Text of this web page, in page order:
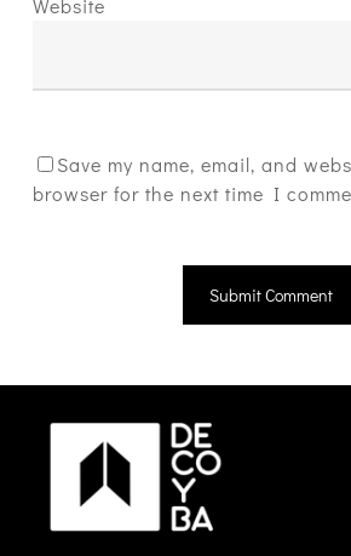
Website
Save my name, email, and
browser for the next time I